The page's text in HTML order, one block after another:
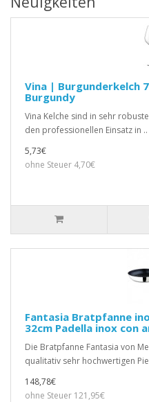
Vina | Burgunderkelch
Burgundy
Vina Kelche sind in sehr
den professionellen Einsatz in ..
5,73€
ohne Steuer 4,70€
Fantasia Bratpfanne
32cm Padella inox con
Die Bratpfanne Fantasia von
qualitativ sehr hochwertigen
148,78€
ohne Steuer 121,95€